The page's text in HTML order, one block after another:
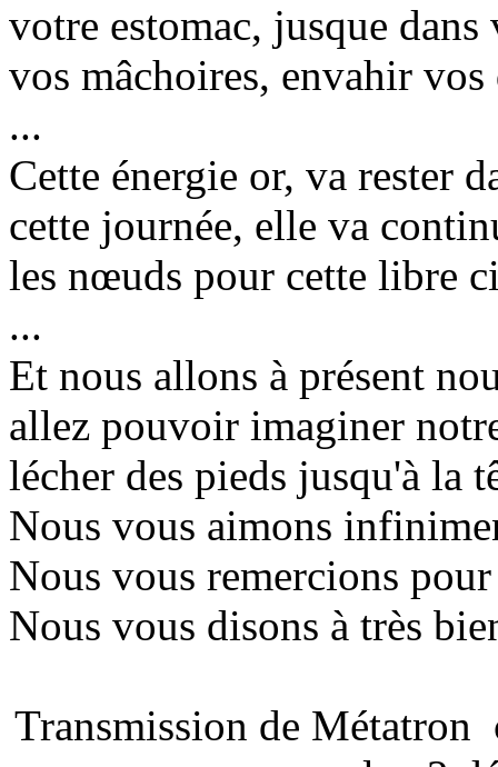
votre estomac, jusque
vos mâchoires, envahir
...
Cette énergie or, va rester
cette journée, elle va
les nœuds pour cette libre
...
Et nous allons à présent
allez pouvoir imaginer
lécher des pieds jusqu'à la
Nous vous aimons
Nous vous remercions
Nous vous disons à très
Transmission de Métatron